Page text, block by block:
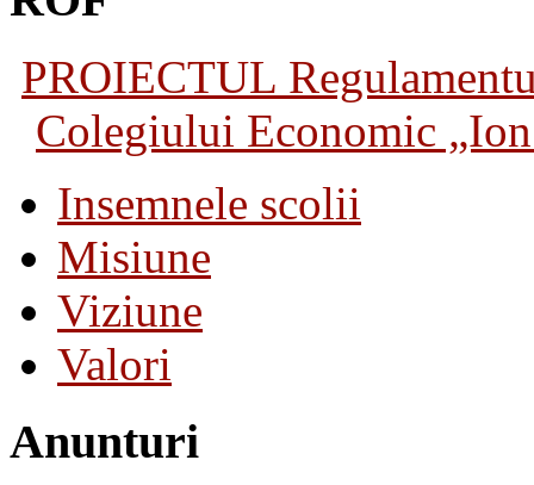
PROIECTUL
Colegiului Economic
Insemnele scolii
Misiune
Viziune
Valori
Anunturi